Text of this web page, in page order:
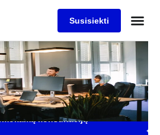
Susisiekti
konsultaciją
programa Jūsų įmonei,
nei 5500 įmonių
apskaitos